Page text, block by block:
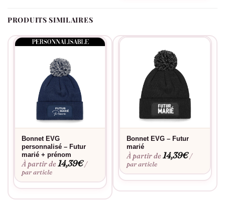
PRODUITS SIMILAIRES
Bonnet EVG
personnalisé – Futur
marié + prénom
À partir de14,39€ /
par article
Bonnet EVG – Futur
marié
À partir de14,39€ /
par article